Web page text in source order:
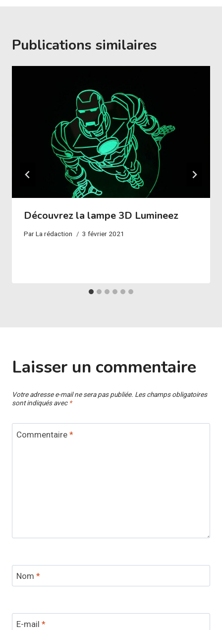
Publications similaires
Découvrez la lampe 3D Lumineez
ParLa rédaction 3 février 2021
Laisser un commentaire
Votre adresse e-mail ne sera pas publiée. Les champs obligatoires
sont indiqués avec *
Commentaire *
Nom *
E-mail *